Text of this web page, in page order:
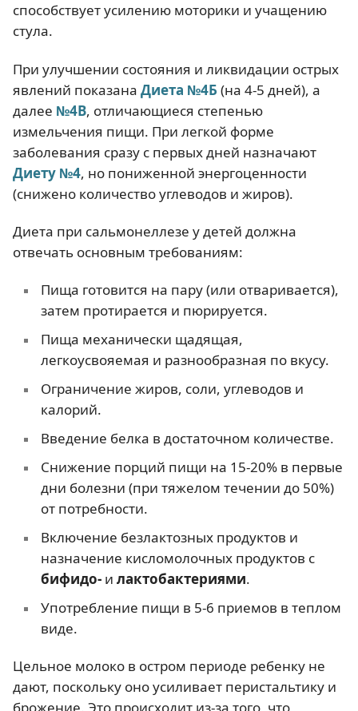
способствует усилению моторики и учащению
стула.
При улучшении состояния и ликвидации острых
явлений показана Диета №4Б (на 4-5 дней), а
далее №4В, отличающиеся степенью
измельчения пищи. При легкой форме
заболевания сразу с первых дней назначают
Диету №4, но пониженной энергоценности
(снижено количество углеводов и жиров).
Диета при сальмонеллезе у детей должна
отвечать основным требованиям:
Пища готовится на пару (или отваривается),
затем протирается и пюрируется.
Пища механически щадящая,
легкоусвояемая и разнообразная по вкусу.
Ограничение жиров, соли, углеводов и
калорий.
Введение белка в достаточном количестве.
Снижение порций пищи на 15-20% в первые
дни болезни (при тяжелом течении до 50%)
от потребности.
Включение безлактозных продуктов и
назначение кисломолочных продуктов с
бифидо-и лактобактериями.
Употребление пищи в 5-6 приемов в теплом
виде.
Цельное молоко в остром периоде ребенку не
дают, поскольку оно усиливает перистальтику и